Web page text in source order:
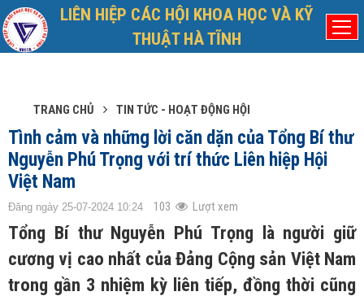
LIÊN HIỆP CÁC HỘI KHOA HỌC VÀ KỸ
THUẬT HÀ TĨNH
Thứ Hai, 10/8/2026
TRANG CHỦ TIN TỨC - HOẠT ĐỘNG HỘI
Tình cảm và những lời căn dặn của Tổng Bí thư
Nguyễn Phú Trọng với trí thức Liên hiệp Hội
Việt Nam
Đăng ngày 25-07-2024 10:24 103 Lượt xem
Tổng Bí thư Nguyễn Phú Trọng là người giữ
cương vị cao nhất của Đảng Cộng sản Việt Nam
trong gần 3 nhiệm kỳ liên tiếp, đồng thời cũng
Đã kết nối EMC